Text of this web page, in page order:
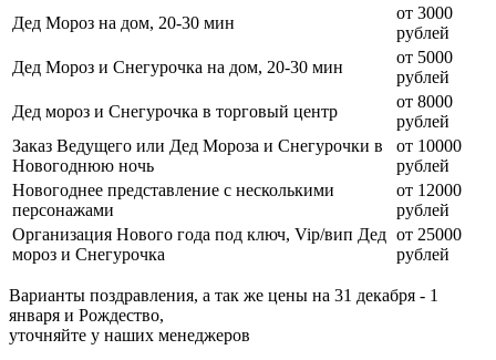
Дед Мороз на дом, 20-30 мин
от 3000
рублей
Дед Мороз и Снегурочка на дом, 20-30 мин
от 5000
рублей
Дед мороз и Снегурочка в торговый центр
от 8000
рублей
Заказ Ведущего или Дед Мороза и Снегурочки в
Новогоднюю ночь
от 10000
рублей
Новогоднее представление с несколькими
персонажами
от 12000
рублей
Организация Нового года под ключ, Vip/вип Дед
мороз и Снегурочка
от 25000
рублей
Варианты поздравления, а так же цены на 31 декабря - 1
января и Рождество,
уточняйте у наших менеджеров